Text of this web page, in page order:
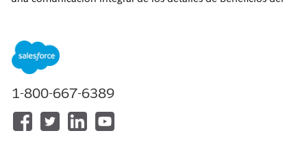
EDICIONES NECESARIAS
licencia Health Cloud o Life Sciences Cloud. También está
disponible con estas licencias complementarias: Agentforce
1-800-667-6389